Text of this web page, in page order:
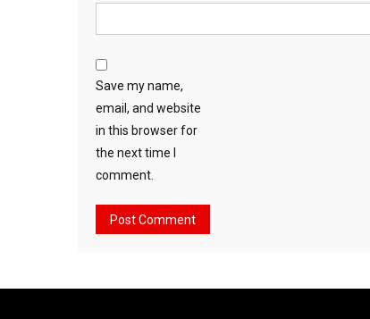
Save my name,
email, and website
in this browser for
the next time I
comment.